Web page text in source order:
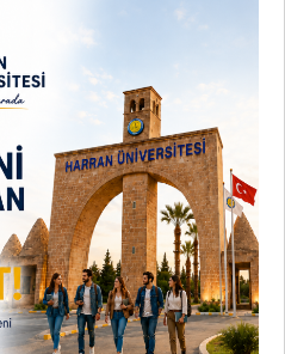
Birimler
Birimler